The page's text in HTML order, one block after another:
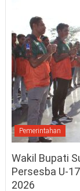
Pemerintahan
Wakil Bupati
Persesba U-
2026